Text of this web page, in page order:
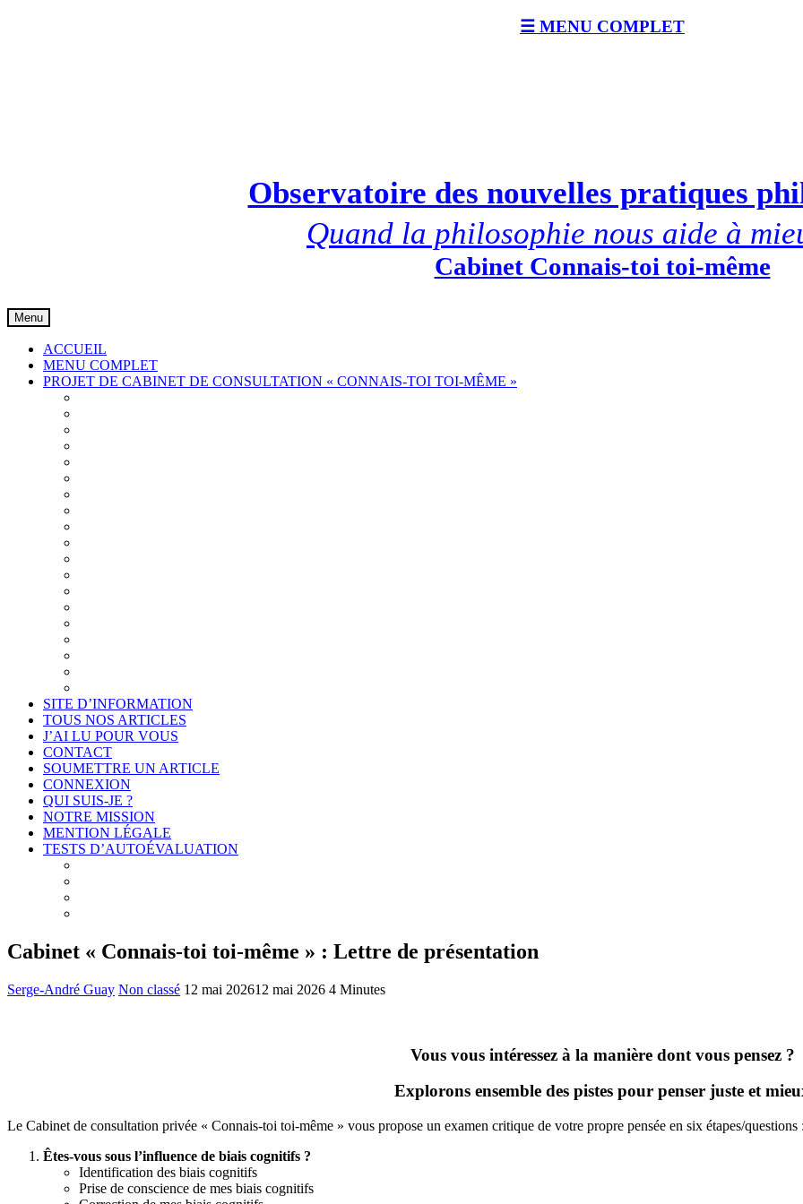
☰ MENU COMPLET
Observatoire des nouvelles pratiques
Quand la philosophie nous aide à
Cabinet Connais-toi toi-même
Skip
to
content
Menu
ACCUEIL
MENU COMPLET
PROJET DE CABINET DE CONSULTATION « CONNAIS-TOI TOI-MÊME »
SITE D’INFORMATION
TOUS NOS ARTICLES
J’AI LU POUR VOUS
CONTACT
SOUMETTRE UN ARTICLE
CONNEXION
QUI SUIS-JE ?
NOTRE MISSION
MENTION LÉGALE
TESTS D’AUTOÉVALUATION
Cabinet « Connais-toi toi-même » : Lettre de présentation
Serge-André Guay Non classé 12 mai 202612 mai 2026 4 Minutes
Vous vous intéressez à la manière dont vous pensez ?
Explorons ensemble des pistes pour penser juste et
Le Cabinet de consultation privée « Connais-toi toi-même » vous propose un examen critique de votre propre pensée en six étapes/questions
Êtes-vous sous l’influence de biais cognitifs ?
Identification des biais cognitifs
Prise de conscience de mes biais cognitifs